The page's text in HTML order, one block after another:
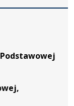
Podstawowej